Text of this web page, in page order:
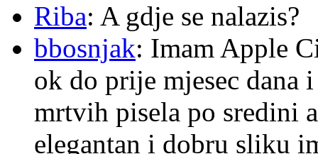
Riba: A gdje se nalazis?
bbosnjak: Imam Apple
ok do prije mjesec dana
mrtvih pisela po sredini
elegantan i dobru sliku